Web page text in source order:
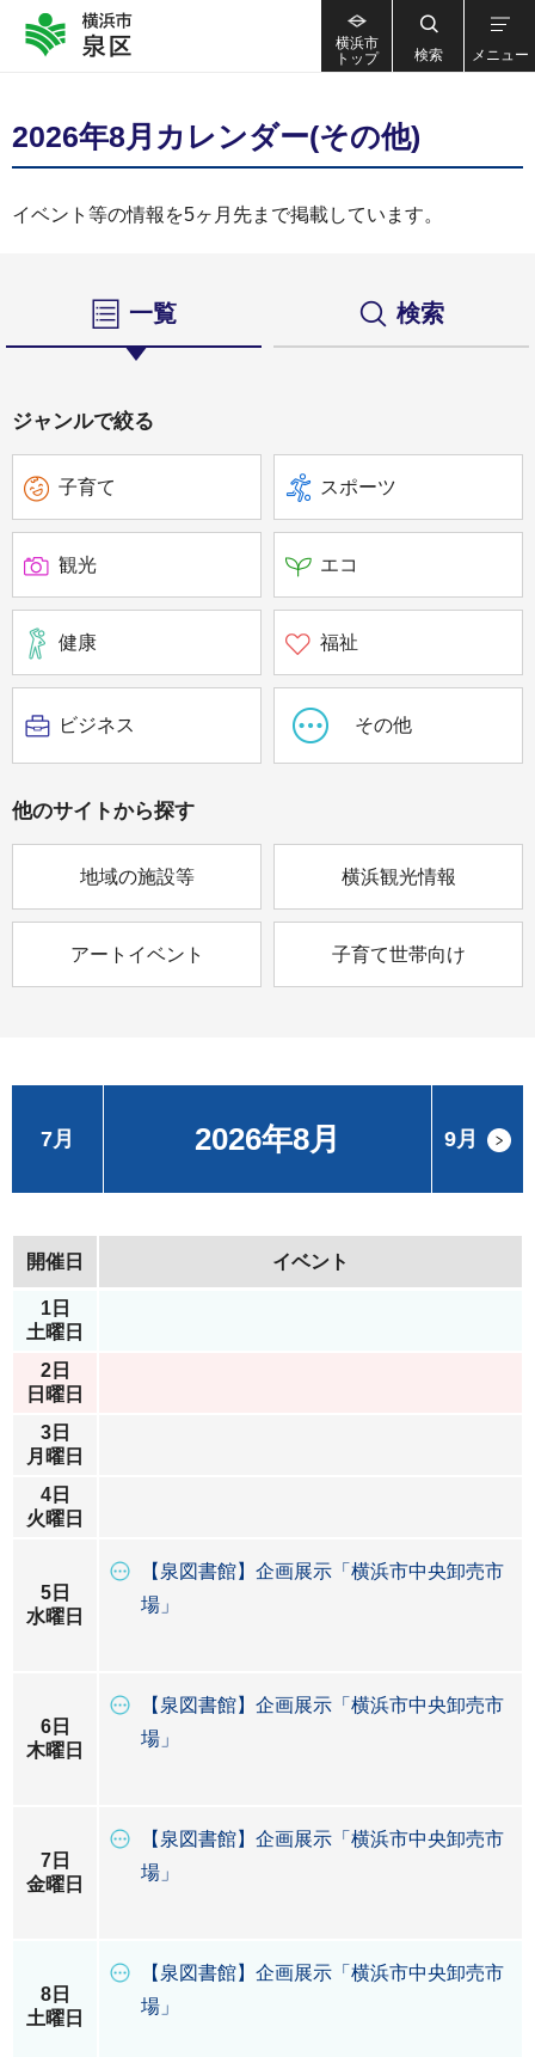
横浜市
トップ
検索 メニュー
2026年8月カレンダー(その他)
イベント等の情報を5ヶ月先まで掲載しています。
一覧 検索
ジャンルで絞る
子育て スポーツ
観光 エコ
健康 福祉
ビジネス その他
他のサイトから探す
地域の施設等 横浜観光情報
アートイベント 子育て世帯向け
2026年8月
7月 9月
開催日 イベント
1日
土曜日
2日
日曜日
3日
月曜日
4日
火曜日
5日
水曜日
【泉図書館】企画展示「横浜市中央卸売市
場」
6日
木曜日
【泉図書館】企画展示「横浜市中央卸売市
場」
7日
金曜日
【泉図書館】企画展示「横浜市中央卸売市
場」
8日
土曜日
【泉図書館】企画展示「横浜市中央卸売市
場」